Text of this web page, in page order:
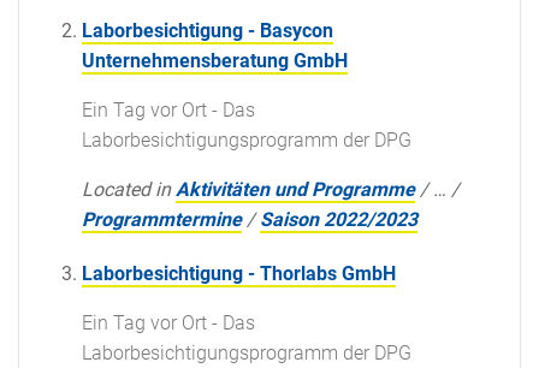
Laborbesichtigung - Basycon
Unternehmensberatung GmbH
Ein Tag vor Ort - Das
Laborbesichtigungsprogramm der DPG
Located in Aktivitäten und Programme /… /
Programmtermine /Saison 2022/2023
Laborbesichtigung - Thorlabs GmbH
Ein Tag vor Ort - Das
Laborbesichtigungsprogramm der DPG